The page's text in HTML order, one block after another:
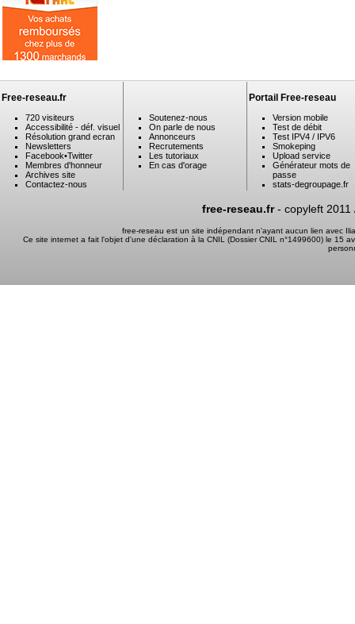
Free-reseau.fr
720 visiteurs
Accessibilité - déf. visuel
Résolution grand ecran
Newsletters
Facebook•Twitter
Membres d'honneur
Archives site
Contactez-nous
Soutenez-nous
On parle de nous
Annonceurs
Recrutements
Les tutoriaux
En cas d'orage
Portail Free-reseau
Version mobile
Test de débit
Test IPV4 / IPV6
Smokeping
Upload service
Générateur mots de
passe
stats-degroupage.fr
free-reseau.fr- copyleft 2011
free-reseau est un site indépendant n'ayant aucun lien avec
Ce site internet a fait l'objet d'une déclaration à la CNIL (Dossier CNIL n°1499600) le 15